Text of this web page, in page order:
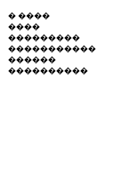
� ����
����
���������
�����������
������
����������